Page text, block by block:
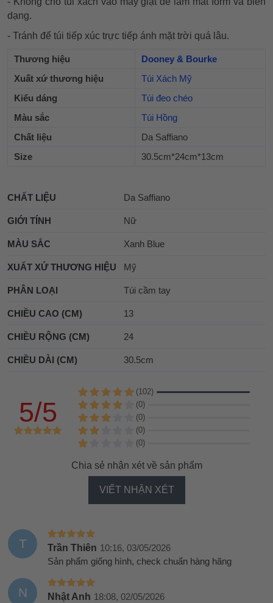
dạng.
- Tránh để túi tiếp xúc trực tiếp ánh mặt trời quá lâu.
Thương hiệu
Dooney & Bourke
Xuất xứ thương hiệu
Túi Xách Mỹ
Kiểu dáng
Túi đeo chéo
Màu sắc
Túi Hồng
Chất liệu
Da Saffiano
Size
30.5cm*24cm*13cm
CHẤT LIỆU Da Saffiano
GIỚI TÍNH Nữ
MÀU SẮC Xanh Blue
XUẤT XỨ THƯƠNG HIỆU Mỹ
PHÂN LOẠI Túi cầm tay
CHIỀU CAO (CM) 13
CHIỀU RỘNG (CM) 24
CHIỀU DÀI (CM) 30.5cm
5/5
(102)
(0)
(0)
(0)
(0)
Chia sẻ nhận xét về sản phẩm
VIẾT NHẬN XÉT
T Trần Thiên 10:16, 03/05/2026
Sản phẩm giống hình, check chuẩn hàng hãng
N Nhật Anh 18:08, 02/05/2026